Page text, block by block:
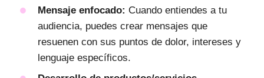
Mensaje enfocado: Cuando entiendes a tu
audiencia, puedes crear mensajes que
resuenen con sus puntos de dolor, intereses y
lenguaje específicos.